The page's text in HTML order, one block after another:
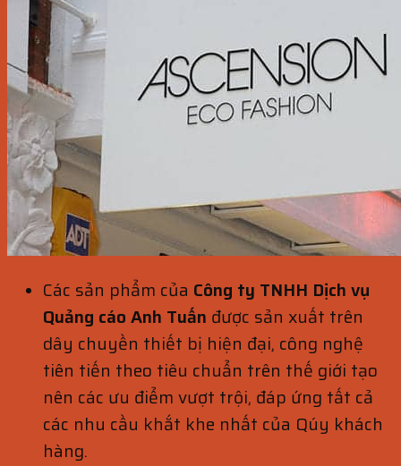
Các sản phẩm của Công ty TNHH Dịch vụ
Quảng cáo Anh Tuấn được sản xuất trên
dây chuyền thiết bị hiện đại, công nghệ
tiên tiến theo tiêu chuẩn trên thế giới tạo
nên các ưu điểm vượt trội, đáp ứng tất cả
các nhu cầu khắt khe nhất của Qúy khách
hàng.